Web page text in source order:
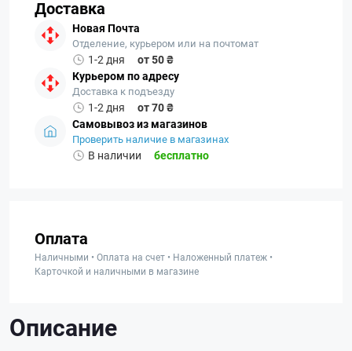
Доставка
Новая Почта
Отделение, курьером или на почтомат
1-2 дня
от 50 ₴
Курьером по адресу
Доставка к подъезду
1-2 дня
от 70 ₴
Самовывоз из магазинов
Проверить наличие в магазинах
В наличии бесплатно
Оплата
Наличными • Оплата на счет • Наложенный платеж •
Карточкой и наличными в магазине
Описание